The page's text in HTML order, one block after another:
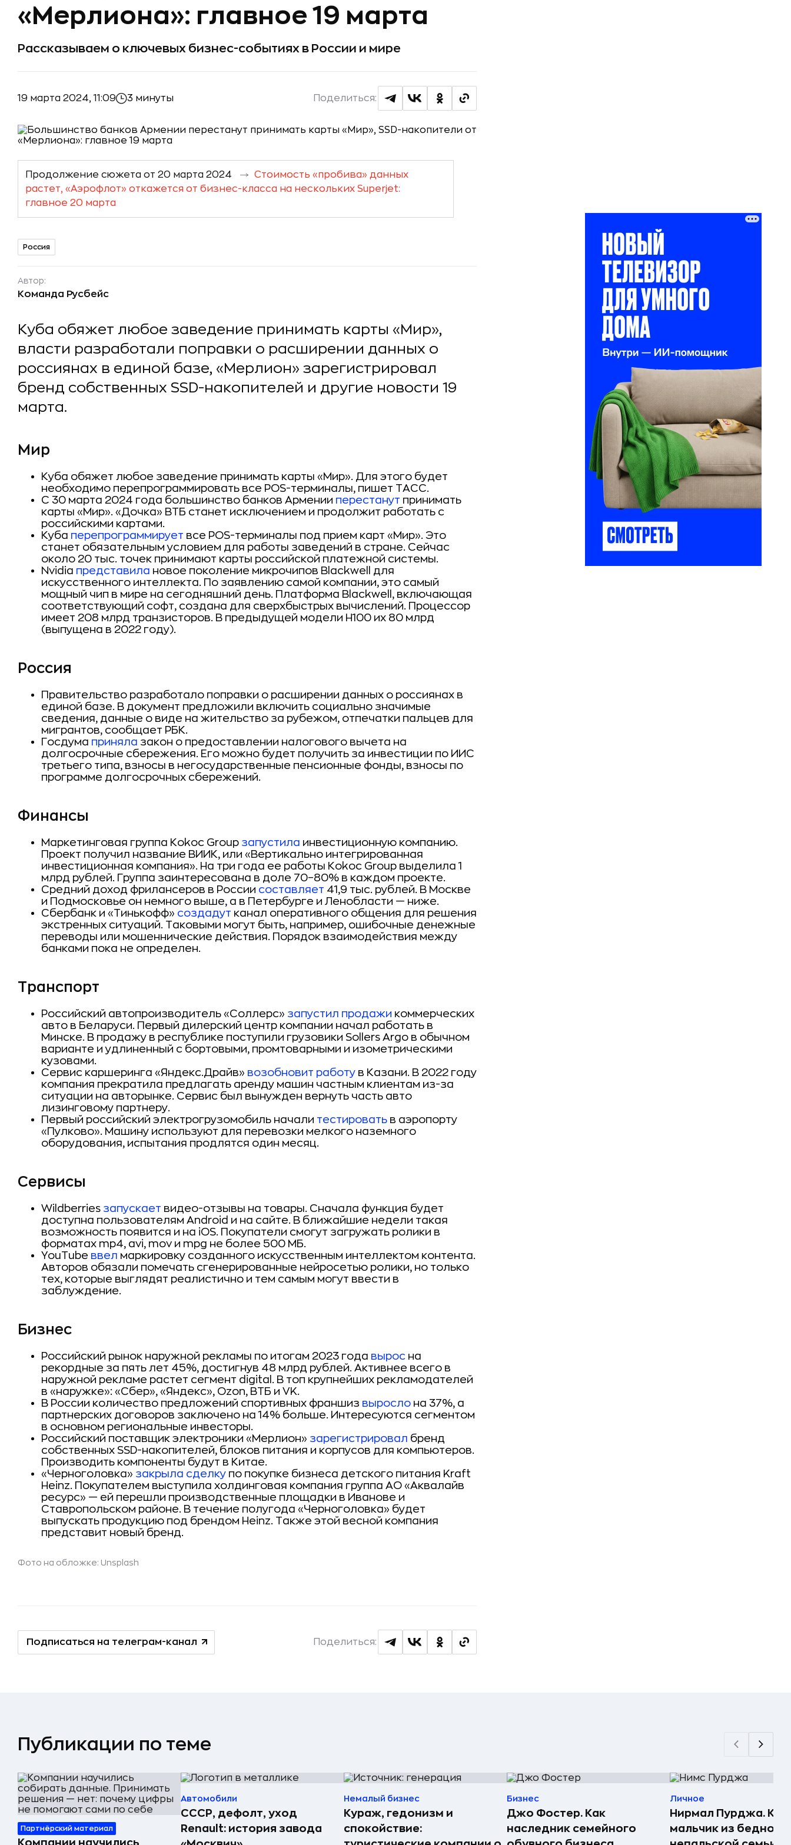
«Мерлиона»: главное 19 марта
Рассказываем о ключевых бизнес-событиях в России и мире
19 марта 2024, 11:09 3 минуты Поделиться:
Продолжение сюжета от 20 марта 2024
Стоимость «пробива» данных
растет, «Аэрофлот» откажется от бизнес-класса на нескольких Superjet:
главное 20 марта
Россия
Автор:
Команда Русбейс
Куба обяжет любое заведение принимать карты «Мир»,
власти разработали поправки о расширении данных о
россиянах в единой базе, «Мерлион» зарегистрировал
бренд собственных SSD-накопителей и другие новости 19
марта.
Мир
Куба обяжет любое заведение принимать карты «Мир». Для этого будет
необходимо перепрограммировать все POS-терминалы, пишет ТАСС.
С 30 марта 2024 года большинство банков Армении перестанут принимать
карты «Мир». «Дочка» ВТБ станет исключением и продолжит работать с
российскими картами.
Куба перепрограммирует все POS-терминалы под прием карт «Мир». Это
станет обязательным условием для работы заведений в стране. Сейчас
около 20 тыс. точек принимают карты российской платежной системы.
Nvidia представила новое поколение микрочипов Blackwell для
искусственного интеллекта. По заявлению самой компании, это самый
мощный чип в мире на сегодняшний день. Платформа Blackwell, включающая
соответствующий софт, создана для сверхбыстрых вычислений. Процессор
имеет 208 млрд транзисторов. В предыдущей модели H100 их 80 млрд
(выпущена в 2022 году).
Россия
Правительство разработало поправки о расширении данных о россиянах в
единой базе. В документ предложили включить социально значимые
сведения, данные о виде на жительство за рубежом, отпечатки пальцев для
мигрантов, сообщает РБК.
Госдума приняла закон о предоставлении налогового вычета на
долгосрочные сбережения. Его можно будет получить за инвестиции по ИИС
третьего типа, взносы в негосударственные пенсионные фонды, взносы по
программе долгосрочных сбережений.
Финансы
Маркетинговая группа Коkос Group запустила инвестиционную компанию.
Проект получил название ВИИК, или «Вертикально интегрированная
инвестиционная компания». На три года ее работы Коkос Group выделила 1
млрд рублей. Группа заинтересована в доле 70–80% в каждом проекте.
Средний доход фрилансеров в России составляет 41,9 тыс. рублей. В Москве
и Подмосковье он немного выше, а в Петербурге и Ленобласти — ниже.
Сбербанк и «Тинькофф» создадут канал оперативного общения для решения
экстренных ситуаций. Таковыми могут быть, например, ошибочные денежные
переводы или мошеннические действия. Порядок взаимодействия между
банками пока не определен.
Транспорт
Российский автопроизводитель «Соллерс» запустил продажи коммерческих
авто в Беларуси. Первый дилерский центр компании начал работать в
Минске. В продажу в республике поступили грузовики Sollers Argo в обычном
варианте и удлиненный с бортовыми, промтоварными и изометрическими
кузовами.
Сервис каршеринга «Яндекс.Драйв» возобновит работу в Казани. В 2022 году
компания прекратила предлагать аренду машин частным клиентам из-за
ситуации на авторынке. Сервис был вынужден вернуть часть авто
лизинговому партнеру.
Первый российский электрогрузомобиль начали тестировать в аэропорту
«Пулково». Машину используют для перевозки мелкого наземного
оборудования, испытания продлятся один месяц.
Сервисы
Wildberries запускает видео-отзывы на товары. Сначала функция будет
доступна пользователям Android и на сайте. В ближайшие недели такая
возможность появится и на iOS. Покупатели смогут загружать ролики в
форматах mp4, avi, mov и mpg не более 500 МБ.
YouTube ввел маркировку созданного искусственным интеллектом контента.
Авторов обязали помечать сгенерированные нейросетью ролики, но только
тех, которые выглядят реалистично и тем самым могут ввести в
заблуждение.
Бизнес
Российский рынок наружной рекламы по итогам 2023 года вырос на
рекордные за пять лет 45%, достигнув 48 млрд рублей. Активнее всего в
наружной рекламе растет сегмент digital. В топ крупнейших рекламодателей
в «наружке»: «Сбер», «Яндекс», Ozon, ВТБ и VK.
В России количество предложений спортивных франшиз выросло на 37%, а
партнерских договоров заключено на 14% больше. Интересуются сегментом
в основном региональные инвесторы.
Российский поставщик электроники «Мерлион» зарегистрировал бренд
собственных SSD-накопителей, блоков питания и корпусов для компьютеров.
Производить компоненты будут в Китае.
«Черноголовка» закрыла сделку по покупке бизнеса детского питания Kraft
Heinz. Покупателем выступила холдинговая компания группа АО «Аквалайв
ресурс» — ей перешли производственные площадки в Иванове и
Ставропольском районе. В течение полугода «Черноголовка» будет
выпускать продукцию под брендом Heinz. Также этой весной компания
представит новый бренд.
Фото на обложке: Unsplash
Подписаться на телеграм-канал Поделиться:
Публикации по теме
Партнёрский материал
Компании научились
Автомобили
СССР, дефолт, уход
Renault: история завода
Немалый бизнес
Кураж, гедонизм и
спокойствие:
Бизнес
Джо Фостер. Как
наследник семейного
Личное
Нирмал Пурджа. Как
мальчик из бедной